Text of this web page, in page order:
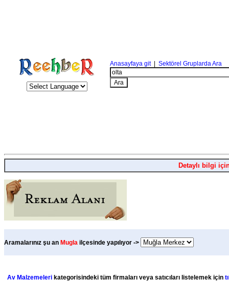
Anasayfaya git| Sektörel Gruplarda Ara
Detaylı bilgi
Aramalarınız şu an Mugla ilçesinde yapılıyor ->
Av Malzemeleri kategorisindeki tüm firmaları veya satıcıları listelemek için